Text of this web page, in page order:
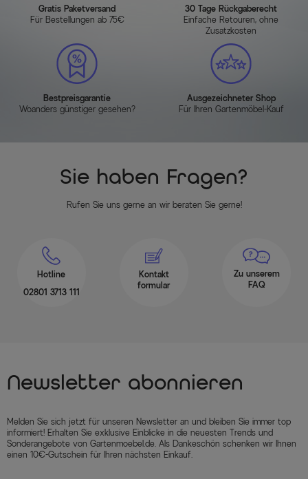
Gratis Paketversand
Für Bestellungen ab 75€
30 Tage Rückgaberecht
Einfache Retouren, ohne
Zusatzkosten
Bestpreisgarantie
Woanders günstiger gesehen?
Ausgezeichneter Shop
Für Ihren Gartenmöbel-Kauf
Sie haben Fragen?
Rufen Sie uns gerne an wir beraten Sie gerne!
Hotline
02801 3713 111
Kontakt
formular
Zu unserem
FAQ
Newsletter abonnieren
Melden Sie sich jetzt für unseren Newsletter an und bleiben Sie immer top
informiert! Erhalten Sie exklusive Einblicke in die neuesten Trends und
Sonderangebote von Gartenmoebel.de. Als Dankeschön schenken wir Ihnen
einen 10€-Gutschein für Ihren nächsten Einkauf.